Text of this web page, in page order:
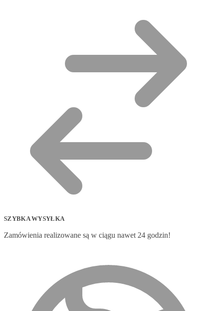
SZYBKA WYSYŁKA
Zamówienia realizowane są w ciągu nawet 24 godzin!